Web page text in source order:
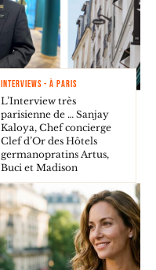
INTERVIEWS - À PARIS
L’Interview très
parisienne de … Sanjay
Kaloya, Chef concierge
Clef d’Or des Hôtels
germanopratins Artus,
Buci et Madison